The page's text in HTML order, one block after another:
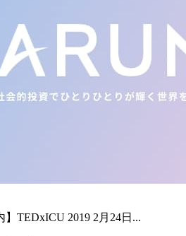
】TEDxICU 2019 2月24日...